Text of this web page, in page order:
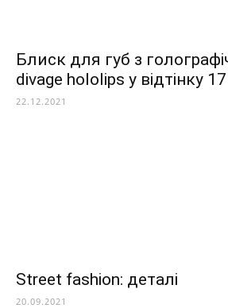
Блиск для губ з
divage hololips у відтінку 17
22.12.2021
Street fashion: деталі
20.09.2021